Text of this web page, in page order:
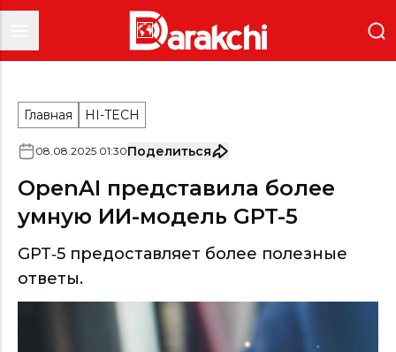
Главная HI-TECH
08.08.2025 01:30Поделиться
OpenAI представила более
умную ИИ-модель GPT-5
GPT‑5 предоставляет более полезные
ответы.